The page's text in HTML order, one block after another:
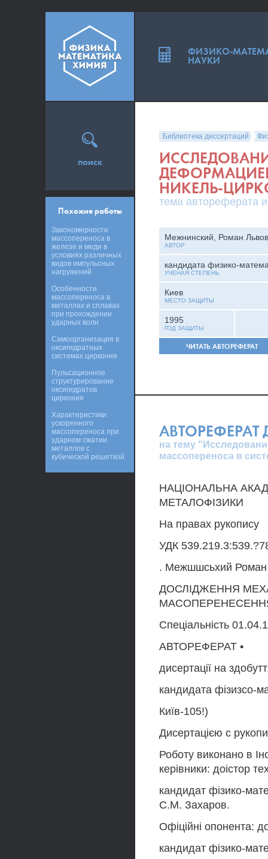
Библиотека диссертаций
НИКЕЛЬ-
тема автореферата
Межнинский, Роман
АВТОР
кандидата физико-
УЧЕНАЯ СТЕПЕНЬ
Киев
МЕСТО ЗАЩИТЫ
1995
ГОД ЗАЩИТЫ
ЧИТАТЬ АВТОРЕФЕРАТ
АВТОРЕФЕРАТ
на тему
массопереноса в
НАЦІОНАЛЬНА
МЕТАЛОФІЗИКИ
На правах рукопису
УДК
. Межшшсьхий Роман
ДОСЛІДЖЕННЯ
Спеціальність
АВТОРЕФЕРАТ •
дисертації на
кандидата фізизсо-
Київ-105!)
Дисертацією с
Роботу виконано в
керівники: доістор
кандидат фізико-
С.М. Захаров.
Офіційні опонента:
кандидат фізико-
поиск
Похожие работы
Закономерности
массопереноса в
железе и меди в
условиях различных
видов импульсных
нагружений
Особенности
массопереноса в
металлах и сплавах
при прохождении
ударных волн
Самоорганизация в
оксигидратных
системах циркония
Пульсационное
структурирование
оксигидратов
циркония
Характеристики
ускоренного
массопереноса при
ударном сжатии
металлов с
кубической решеткой
ФИЗИКО-
НАУКИ